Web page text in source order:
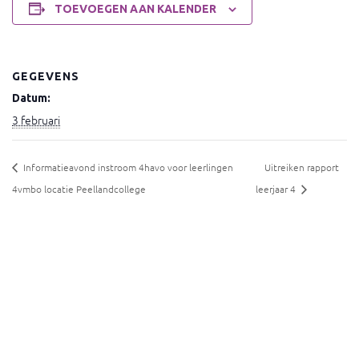
TOEVOEGEN AAN KALENDER
GEGEVENS
Datum:
3 februari
Informatieavond instroom 4havo voor leerlingen
4vmbo locatie Peellandcollege
Uitreiken rapport
leerjaar 4